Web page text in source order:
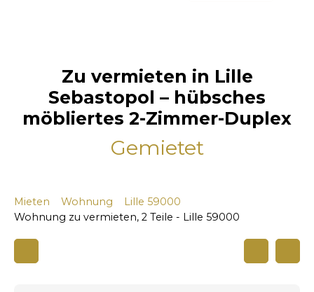
Zu vermieten in Lille
Sebastopol – hübsches
möbliertes 2-Zimmer-Duplex
Gemietet
Mieten Wohnung
Lille 59000
Wohnung zu vermieten, 2 Teile - Lille 59000